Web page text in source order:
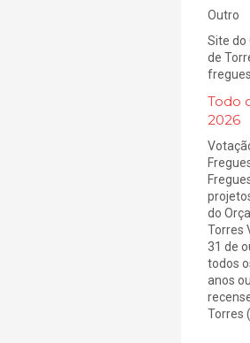
Outro
Site do
de
Todo
2026
do
Torres
31 de
todos
anos
Torres